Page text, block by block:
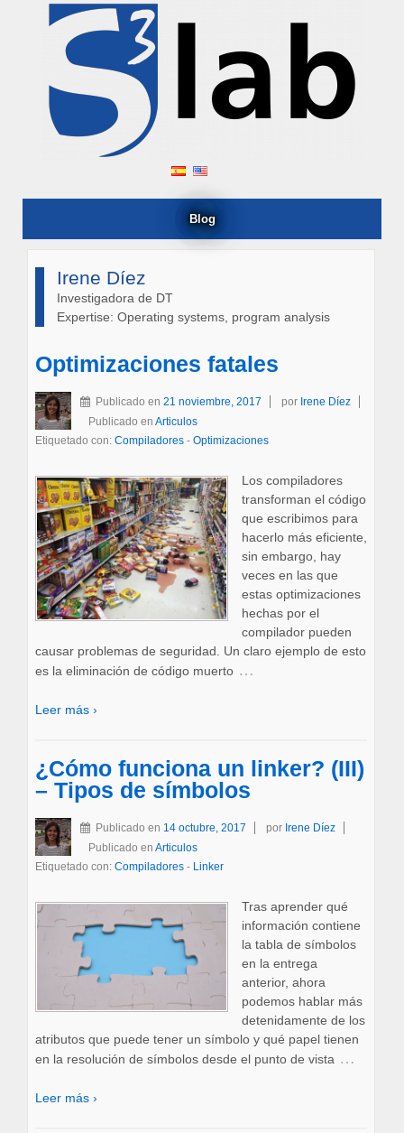
Blog
Irene Díez
Investigadora de DT
Expertise: Operating systems, program analysis
Optimizaciones fatales
Publicado en21 noviembre, 2017 por Irene Díez
Publicado enArticulos
Etiquetado con: Compiladores- Optimizaciones
Los compiladores
transforman el código
que escribimos para
hacerlo más eficiente,
sin embargo, hay
veces en las que
estas optimizaciones
hechas por el
compilador pueden
causar problemas de seguridad. Un claro ejemplo de esto
es la eliminación de código muerto …
Leer más ›
¿Cómo funciona un linker? (III)
– Tipos de símbolos
Publicado en 14 octubre, 2017 por Irene Díez
Publicado enArticulos
Etiquetado con: Compiladores- Linker
Tras aprender qué
información contiene
la tabla de símbolos
en la entrega
anterior, ahora
podemos hablar más
detenidamente de los
atributos que puede tener un símbolo y qué papel tienen
en la resolución de símbolos desde el punto de vista …
Leer más ›